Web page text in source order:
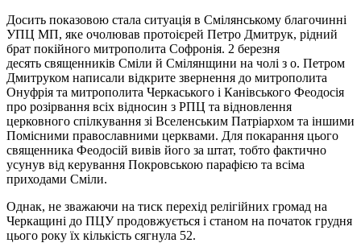
Досить показовою стала ситуація в Смілянському благочинні
УПЦ МП, яке очолював протоієрей Петро Дмитрук, рідний
брат покійного митрополита Софронія. 2 березня
десять священників Сміли й Смілянщини на чолі з о. Петром
Дмитруком написали відкрите звернення до митрополита
Онуфрія та митрополита Черкаського і Канівського Феодосія
про розірвання всіх відносин з РПЦ та відновлення
церковного спілкування зі Вселенським Патріархом та іншими
Помісними православними церквами. Для покарання цього
священника Феодосій вивів його за штат, тобто фактично
усунув від керування Покровською парафією та всіма
приходами Сміли.
Однак, не зважаючи на тиск перехід релігійних громад на
Черкащині до ПЦУ продовжується і станом на початок грудня
цього року їх кількість сягнула 52.